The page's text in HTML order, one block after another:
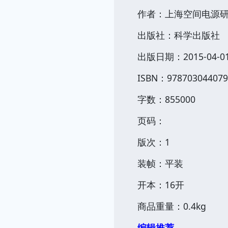
作者：上海空间电源
出版社：科学出版社
出版日期：2015-04-01
ISBN：
字数：855000
页码：
版次：1
装帧：平装
开本：16开
商品重量：0.4kg